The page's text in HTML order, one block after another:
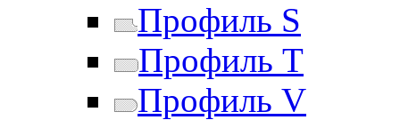
Профиль S
Профиль T
Профиль V